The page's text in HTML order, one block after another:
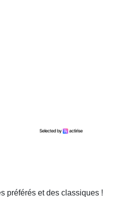
préférés et des classiques !